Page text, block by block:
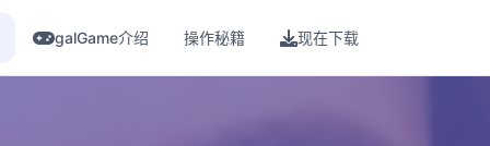
galGame介绍 操作秘籍 现在下载